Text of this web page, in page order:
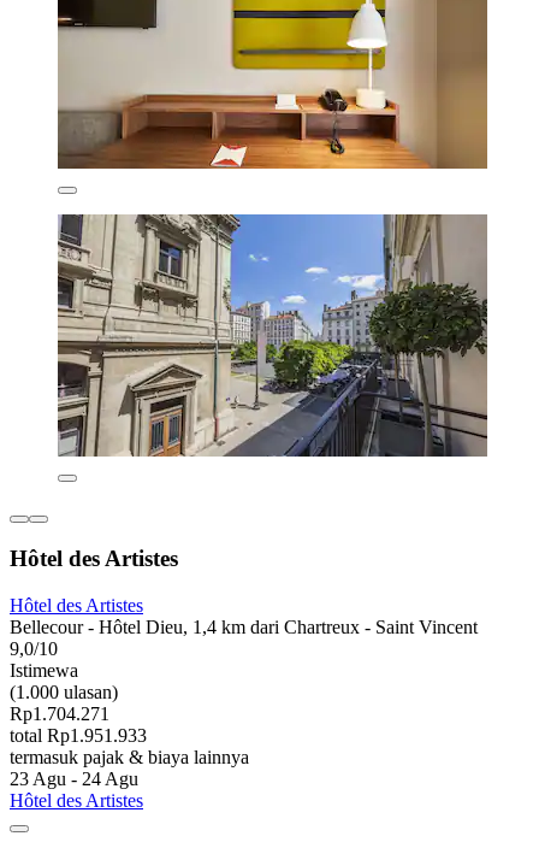
Hôtel des Artistes
Hôtel des Artistes
Bellecour - Hôtel Dieu, 1,4 km dari Chartreux - Saint Vincent
9,0/10
Istimewa
(1.000 ulasan)
Rp1.704.271
total Rp1.951.933
termasuk pajak & biaya lainnya
23 Agu - 24 Agu
Hôtel des Artistes